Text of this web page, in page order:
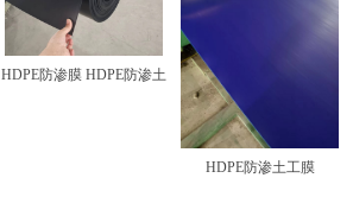
HDPE防渗膜 HDPE防渗土
HDPE防渗土工膜